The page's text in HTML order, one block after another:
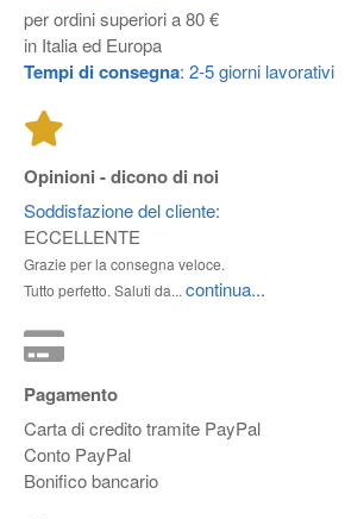
per ordini superiori a 80 €
in Italia ed Europa
Tempi di consegna: 2-5 giorni lavorativi
Opinioni - dicono di noi
Soddisfazione del cliente:
ECCELLENTE
Grazie per la consegna veloce.
Tutto perfetto. Saluti da... continua...
Pagamento
Carta di credito tramite PayPal
Conto PayPal
Bonifico bancario